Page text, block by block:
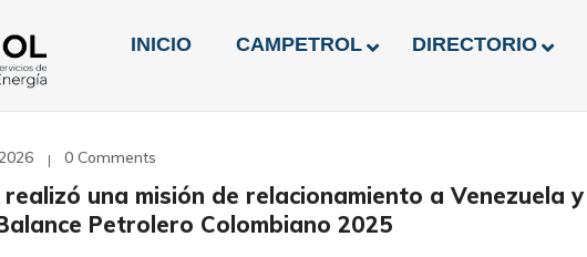
INICIO CAMPETROL DIRECTORIO
0 Comments
realizó una misión de relacionamiento a Venezuela y
Petrolero Colombiano 2025